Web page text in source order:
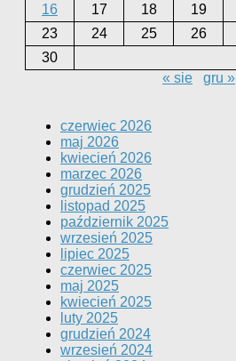
16
17 18 19
23
24 25 26
30
« sie
gru »
czerwiec 2026
maj 2026
kwiecień 2026
marzec 2026
grudzień 2025
listopad 2025
październik 2025
wrzesień 2025
lipiec 2025
czerwiec 2025
maj 2025
kwiecień 2025
luty 2025
grudzień 2024
wrzesień 2024